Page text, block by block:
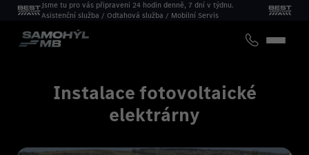
Jsme tu pro vás připraveni 24 hodin denně, 7 dní v týdnu.
Asistenční služba / Odtahová služba / Mobilní Servis
Instalace fotovoltaické
elektrárny